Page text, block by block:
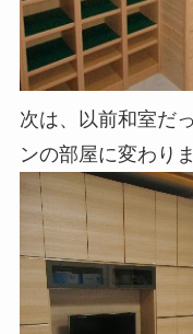
次は、以前和室だ
ンの部屋に変わり